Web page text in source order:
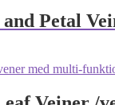
Petal